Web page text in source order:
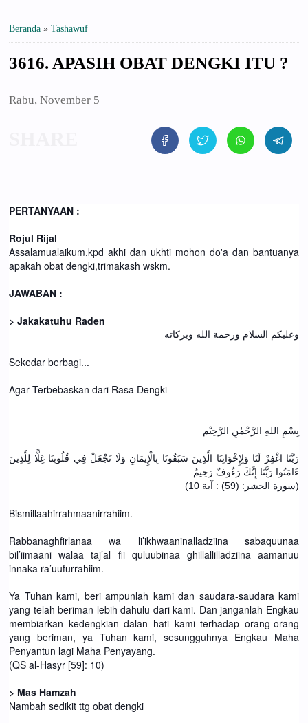
Beranda » Tashawuf
3616. APASIH OBAT DENGKI ITU ?
Rabu, November 5
PERTANYAAN :
Rojul Rijal
Assalamualaikum,kpd akhi dan ukhti mohon do'a dan bantuanya
apakah obat dengki,trimakash wskm.
JAWABAN :
> Jakakatuhu Raden
وعليكم السلام ورحمة الله وبركاته
Sekedar berbagi...
Agar Terbebaskan dari Rasa Dengki
بِسْمِ اللهِ الرَّحْمٰنِ الرَّحِيْم
رَبَّنَا اغْفِرْ لَنَا وَلِإِخْوَانِنَا الَّذِينَ سَبَقُونَا بِالْإِيمَانِ وَلَا تَجْعَلْ فِي قُلُوبِنَا غِلًّا لِلَّذِينَ
ءَامَنُوا رَبَّنَا إِنَّكَ رَءُوفٌ رَحِيمٌ
(سورة الحشر: (59) : آية 10)
Bismillaahirrahmaanirrahiim.
Rabbanaghfirlanaa wa li’ikhwaaninalladziina sabaquunaa
bil’iimaani walaa taj’al fii quluubinaa ghillallilladziina aamanuu
innaka ra’uufurrahiim.
Ya Tuhan kami, beri ampunlah kami dan saudara-saudara kami
yang telah beriman lebih dahulu dari kami. Dan janganlah Engkau
membiarkan kedengkian dalan hati kami terhadap orang-orang
yang beriman, ya Tuhan kami, sesungguhnya Engkau Maha
Penyantun lagi Maha Penyayang.
(QS al-Hasyr [59]: 10)
> Mas Hamzah
Nambah sedikit ttg obat dengki